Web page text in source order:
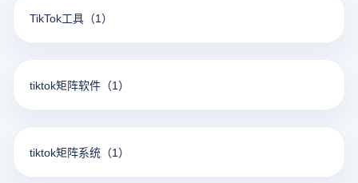
TikTok工具 （1）
tiktok矩阵软件 （1）
tiktok矩阵系统 （1）